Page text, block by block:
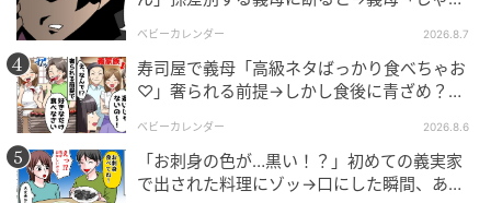
※この漫画はママスタに寄せられた体験談やご意見を
元に作成しています。
元記事で読む
次の記事
ベビーカレンダー 2026.8.7
寿司屋で義母「高級ネタばっかり食べちゃお
♡」奢られる前提→しかし食後に青ざめ？通
ベビーカレンダー 2026.8.6
「お刺身の色が…黒い！？」初めての義実家
で出された料理にゾッ→口にした瞬間、あ